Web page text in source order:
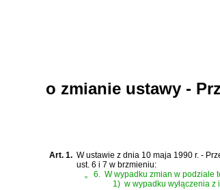
o zmianie ustawy -
Art. 1. Wustawie z dnia 10 maja 1990 r. -
ust. 6 i 7 w brzmieniu:
„
6. W wypadku zmian w podziale
1) w wypadku wyłączenia